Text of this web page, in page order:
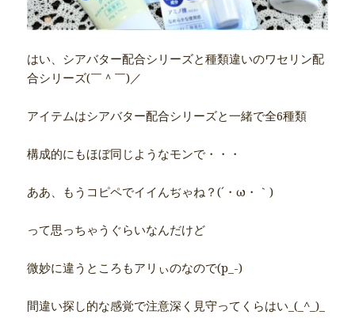
はい、シアバター配合シリーズと種類違いのワセリン配
合シリーズ(￣＾￣)／
アイテムはシアバター配合シリーズと一緒で全6種類
構成的にもほぼ同じようなモンで・・・
ああ、もうコピペでイイんぢゃね？(´・ω・｀)
って思っちゃうぐらいなんだけど
微妙に違うところもアリぃのなので(p_-)
間違い探し的な感覚で注意深く見守ってくらはい_(_^_)_